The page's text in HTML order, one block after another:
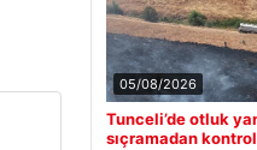
05/08/2026
Tunceli’de otluk
sıçramadan kontrol